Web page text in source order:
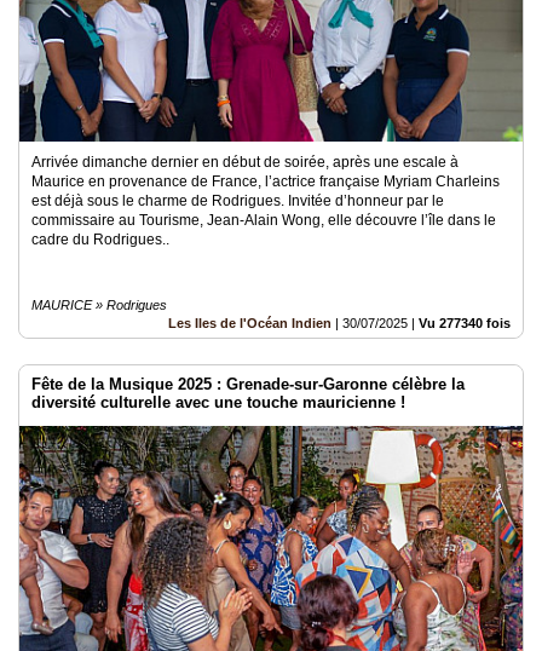
Arrivée dimanche dernier en début de soirée, après une escale à
Maurice en provenance de France, l’actrice française Myriam Charleins
est déjà sous le charme de Rodrigues. Invitée d’honneur par le
commissaire au Tourisme, Jean-Alain Wong, elle découvre l’île dans le
cadre du Rodrigues..
MAURICE » Rodrigues
Les Iles de l'Océan Indien | 30/07/2025 | Vu 277340 fois
Fête de la Musique 2025 : Grenade-sur-Garonne célèbre la
diversité culturelle avec une touche mauricienne !